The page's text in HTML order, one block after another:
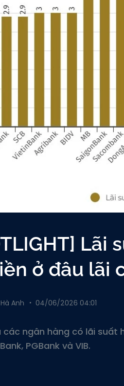
Lãi
ở đâu lãi
Anh 04/06/2026 04:01
các ngân hàng có lãi
PGBank và VIB.